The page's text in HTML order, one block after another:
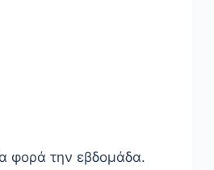
φορά την εβδομάδα.